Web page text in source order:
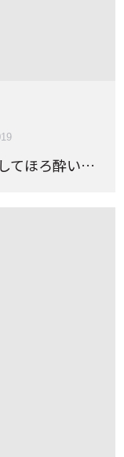
てほろ酔い…